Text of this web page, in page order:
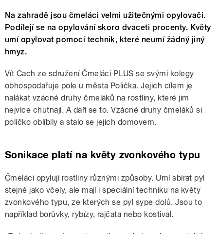
Na zahradě jsou čmeláci velmi užitečnými opylovači.
Podílejí se na opylování skoro dvaceti procenty. Květy
umí opylovat pomocí technik, které neumí žádný jiný
hmyz.
Vít Cach ze sdružení Čmeláci PLUS se svými kolegy
obhospodařuje pole u města Polička. Jejich cílem je
nalákat vzácné druhy čmeláků na rostliny, které jim
nejvíce chutnají. A daří se to. Vzácné druhy čmeláků si
políčko oblíbily a stalo se jejich domovem.
Sonikace platí na květy zvonkového typu
Čmeláci opylují rostliny různými způsoby. Umí sbírat pyl
stejně jako včely, ale mají i speciální techniku na květy
zvonkového typu, ze kterých se pyl sype dolů. Jsou to
například borůvky, rybízy, rajčata nebo kostival.